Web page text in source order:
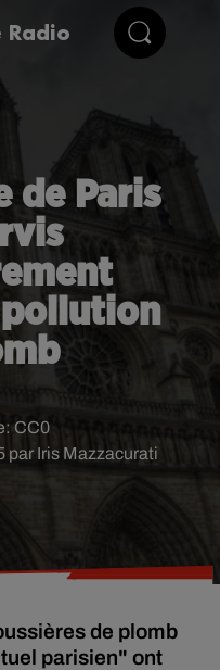
Radio
de Paris
par Iris Mazzacurati
CC0
de plomb
parisien" ont